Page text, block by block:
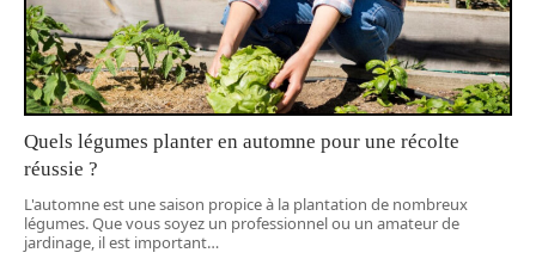
Quels légumes planter en automne pour une récolte
réussie ?
L'automne est une saison propice à la plantation de nombreux
légumes. Que vous soyez un professionnel ou un amateur de
jardinage, il est important…